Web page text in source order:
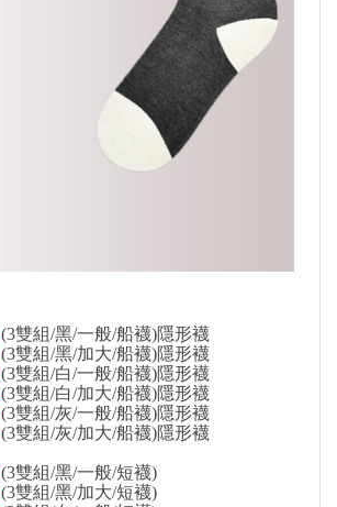
(3雙組/黑/一般/船襪)隱形襪
(3雙組/黑/加大/船襪)隱形襪
(3雙組/白/一般/船襪)隱形襪
(3雙組/白/加大/船襪)隱形襪
(3雙組/灰/一般/船襪)隱形襪
(3雙組/灰/加大/船襪)隱形襪
(3雙組/黑/一般/短襪)
(3雙組/黑/加大/短襪)